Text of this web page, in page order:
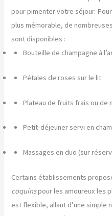
pour pimenter votre séjour.
plus mémorable, de
sont disponibles :
Bouteille de champagne à
Pétales de roses sur le lit
Plateau de fruits frais ou de
Petit-déjeuner servi en
Massages en duo (sur
Certains établissements
coquinspour les amoureux les
est flexible, allant d’une simple